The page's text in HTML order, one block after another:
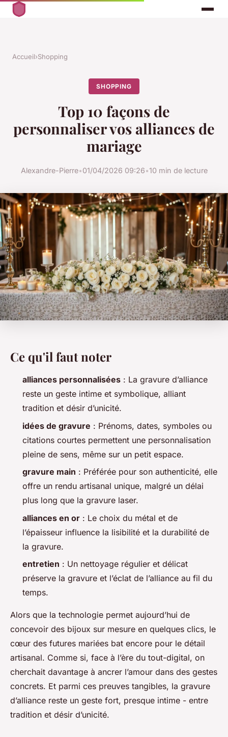
Accueil›Shopping
SHOPPING
Top 10 façons de
personnaliser vos alliances de
mariage
Alexandre-Pierre•01/04/2026 09:26•10 min de lecture
Ce qu'il faut noter
alliances personnalisées : La gravure d’alliance
reste un geste intime et symbolique, alliant
tradition et désir d’unicité.
idées de gravure : Prénoms, dates, symboles ou
citations courtes permettent une personnalisation
pleine de sens, même sur un petit espace.
gravure main : Préférée pour son authenticité, elle
offre un rendu artisanal unique, malgré un délai
plus long que la gravure laser.
alliances en or : Le choix du métal et de
l’épaisseur influence la lisibilité et la durabilité de
la gravure.
entretien : Un nettoyage régulier et délicat
préserve la gravure et l’éclat de l’alliance au fil du
temps.
Alors que la technologie permet aujourd’hui de
concevoir des bijoux sur mesure en quelques clics, le
cœur des futures mariées bat encore pour le détail
artisanal. Comme si, face à l’ère du tout-digital, on
cherchait davantage à ancrer l’amour dans des gestes
concrets. Et parmi ces preuves tangibles, la gravure
d’alliance reste un geste fort, presque intime - entre
tradition et désir d’unicité.